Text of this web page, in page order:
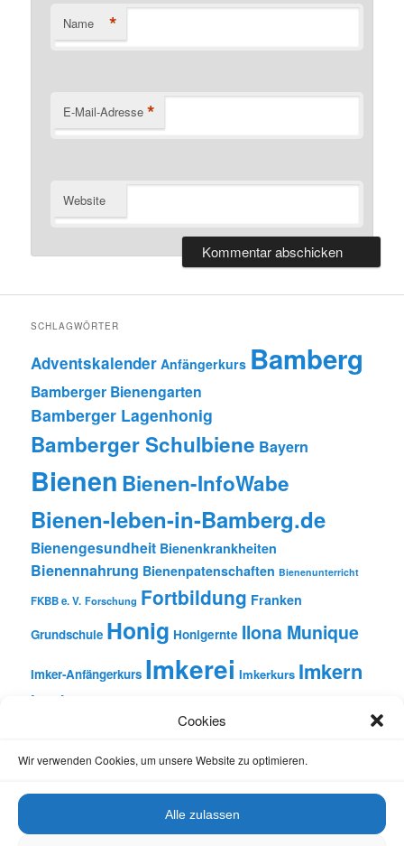
Cookies
Wir verwenden Cookies, um unsere Website zu optimieren.
Alle zulassen
Name *
E-Mail-Adresse *
Website
SCHLAGWÖRTER
Adventskalender Anfängerkurs Bamberg
Bamberger Bienengarten
Bamberger Lagenhonig
Bamberger Schulbiene Bayern
Bienen Bienen-InfoWabe
Bienen-leben-in-Bamberg.de
Bienengesundheit Bienenkrankheiten
Bienennahrung Bienenpatenschaften Bienenunterricht
FKBB e. V. Forschung Fortbildung Franken
Grundschule Honig Honigernte Ilona Munique
Imker-Anfängerkurs Imkerei Imkerkurs Imkern
Insekten
Natur Oberfranken
Unterricht
Vortrag Wachs